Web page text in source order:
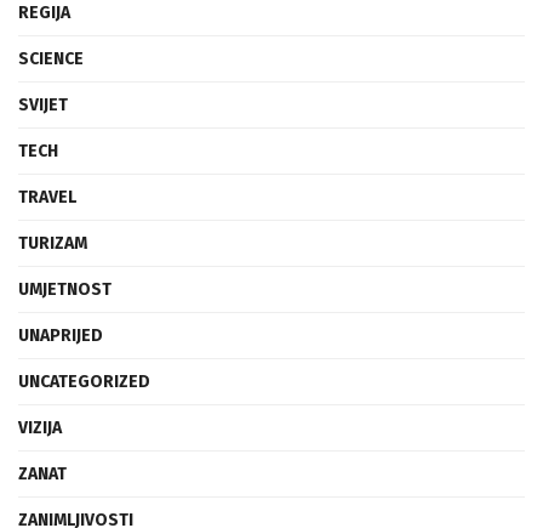
REGIJA
SCIENCE
SVIJET
TECH
TRAVEL
TURIZAM
UMJETNOST
UNAPRIJED
UNCATEGORIZED
VIZIJA
ZANAT
ZANIMLJIVOSTI